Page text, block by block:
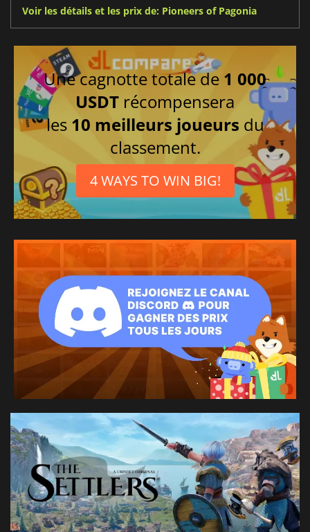
Voir les détails et les prix de: Pioneers of Pagonia
Une cagnotte totale de 1 000
USDT récompensera
les 10 meilleurs joueurs du
classement.
4 WAYS TO WIN BIG!